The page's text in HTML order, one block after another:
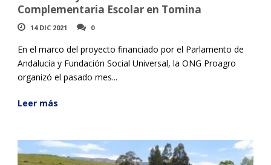
Complementaria Escolar en Tomina
14 DIC 2021 0
En el marco del proyecto financiado por el Parlamento de
Andalucía y Fundación Social Universal, la ONG Proagro
organizó el pasado mes...
Leer más